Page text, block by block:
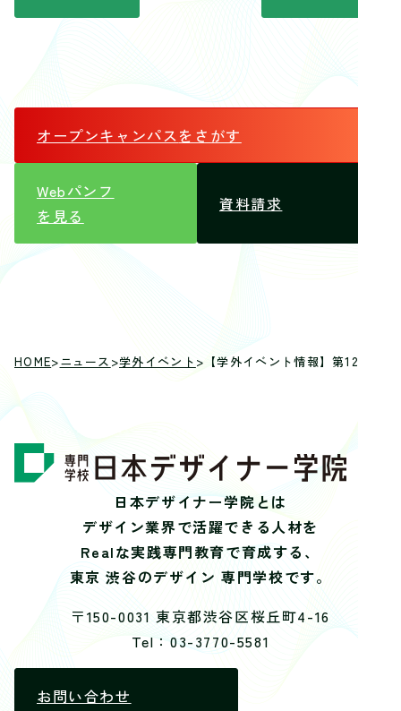
オープンキャンパスをさがす
Webパンフ
を見る
資料請求
HOME>ニュース >学外イベント > 【学外イベント情報】第12回
日本デザイナー学院とは
デザイン業界で活躍できる人材を
Realな実践専門教育で育成する、
東京 渋谷のデザイン 専門学校です。
〒150-0031 東京都渋谷区桜丘町4-16
Tel：03-3770-5581
お問い合わせ